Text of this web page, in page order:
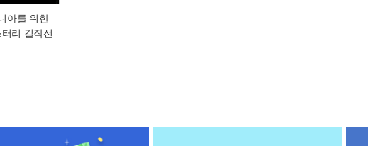
아를 위한
리 걸작선